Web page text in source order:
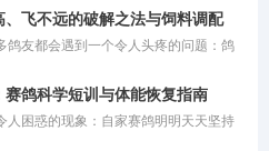
摇身一变成为身价百万的养殖基地老
给广大养鸽人注入了一剂强心针。然
圈子里也滋生出诸多乱象。昨晚，一位
费让别人交费参赛，再拍回奖鸽”的运
套
飞不远的破解之法与饲料调配
鸽友都会遇到一个令人头疼的问题：鸽
鸽的气囊功能尚未完全打开；三是鸽
行训练，体能储备不足。
鸽科学短训与体能恢复指南
人困惑的现象：自家赛鸽明明天天坚持